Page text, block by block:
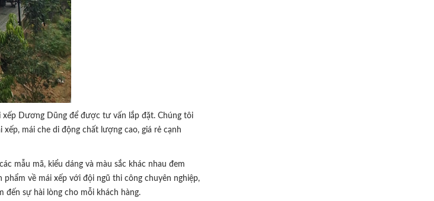
xếp Dương Dũng để được tư vấn lắp đặt. Chúng tôi
mái che di động chất lượng cao, giá rẻ cạnh
mẫu mã, kiểu dáng và màu sắc khác nhau đem
về mái xếp với đội ngũ thi công chuyên nghiệp,
đến sự hài lòng cho mỗi khách hàng.